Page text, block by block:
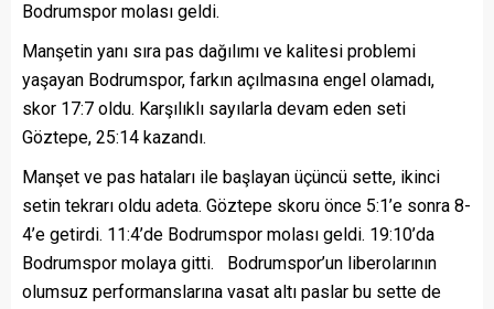
Bodrumspor molası geldi.
Manşetin yanı sıra pas dağılımı ve kalitesi problemi
yaşayan Bodrumspor, farkın açılmasına engel olamadı,
skor 17:7 oldu. Karşılıklı sayılarla devam eden seti
Göztepe, 25:14 kazandı.
Manşet ve pas hataları ile başlayan üçüncü sette, ikinci
setin tekrarı oldu adeta. Göztepe skoru önce 5:1’e sonra 8-
4’e getirdi. 11:4’de Bodrumspor molası geldi. 19:10’da
Bodrumspor molaya gitti. Bodrumspor’un liberolarının
olumsuz performanslarına vasat altı paslar bu sette de